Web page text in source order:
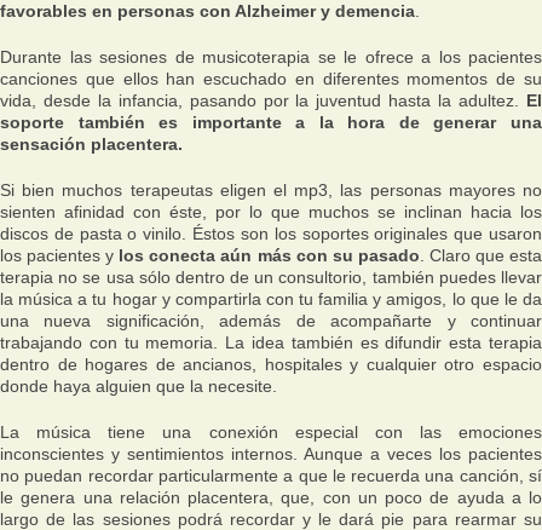
favorables en personas con Alzheimer y demencia
Durante las sesiones de musicoterapia se le ofrece a los pacientes
canciones que ellos han escuchado en diferentes momentos de su
vida, desde la infancia, pasando por la juventud hasta la adultez. El
soporte también es importante a la hora de generar una
sensación placentera.
Si bien muchos terapeutas eligen el mp3, las personas mayores no
sienten afinidad con éste, por lo que muchos se inclinan hacia los
discos de pasta o vinilo. Éstos son los soportes originales que usaron
los pacientes y los conecta aún más con su pasado . Claro que esta
terapia no se usa sólo dentro de un consultorio, también puedes llevar
la música a tu hogar y compartirla con tu familia y amigos, lo que le da
una nueva significación, además de acompañarte y continuar
trabajando con tu memoria. La idea también es difundir esta terapia
dentro de hogares de ancianos, hospitales y cualquier otro espacio
donde haya alguien que la necesite.
La música tiene una conexión especial con las emociones
inconscientes y sentimientos internos. Aunque a veces los pacientes
no puedan recordar particularmente a que le recuerda una canción, sí
le genera una relación placentera, que, con un poco de ayuda a lo
largo de las sesiones podrá recordar y le dará pie para rearmar su